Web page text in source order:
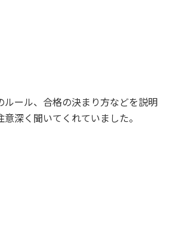
ール、合格の決まり方などを説明
深く聞いてくれていました。